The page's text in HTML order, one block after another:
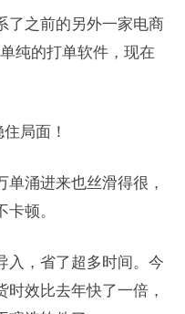
了之前的另外一家电商
纯的打单软件，现在
局面！
涌进来也丝滑得很，
顿。
入，省了超多时间。今
效比去年快了一倍，